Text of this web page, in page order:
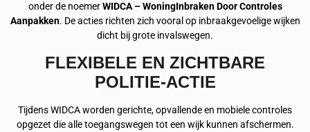
onder de noemerWIDCA – WoningInbraken Door Controles
Aanpakken. De acties richten zich vooral op inbraakgevoelige wijken
dicht bij grote invalswegen.
FLEXIBELE EN ZICHTBARE
POLITIE-ACTIE
Tijdens WIDCA worden gerichte, opvallende en mobiele controles
opgezet die alle toegangswegen tot een wijk kunnen afschermen.